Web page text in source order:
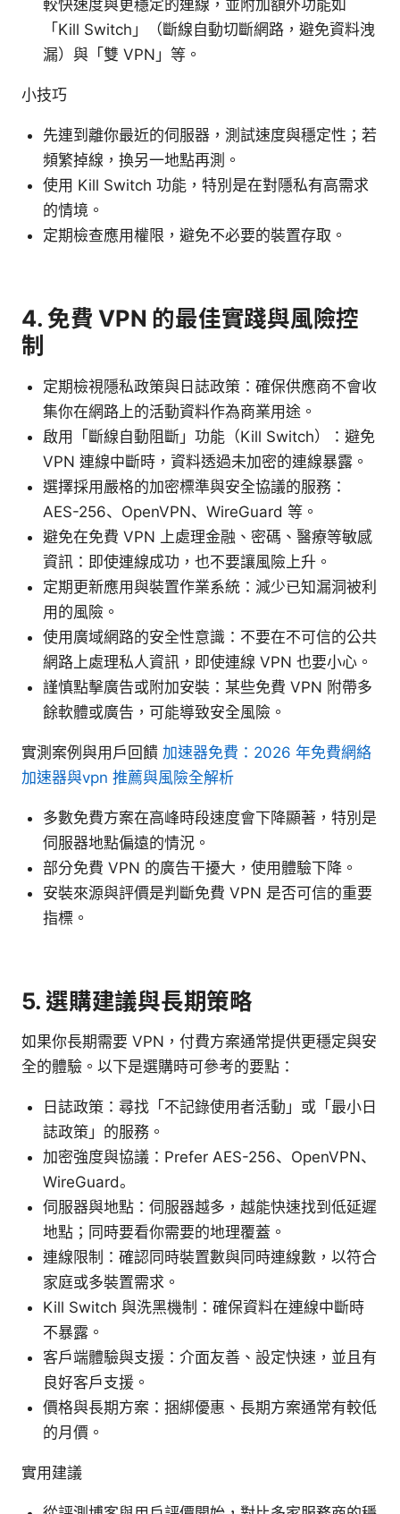
較快速度與更穩定的連線，並附加額外功能如
「Kill Switch」（斷線自動切斷網路，避免資料洩
漏）與「雙 VPN」等。
小技巧
先連到離你最近的伺服器，測試速度與穩定性；若
頻繁掉線，換另一地點再測。
使用 Kill Switch 功能，特別是在對隱私有高需求
的情境。
定期檢查應用權限，避免不必要的裝置存取。
4. 免費 VPN 的最佳實踐與風險控
制
定期檢視隱私政策與日誌政策：確保供應商不會收
集你在網路上的活動資料作為商業用途。
啟用「斷線自動阻斷」功能（Kill Switch）：避免
VPN 連線中斷時，資料透過未加密的連線暴露。
選擇採用嚴格的加密標準與安全協議的服務：
AES-256、OpenVPN、WireGuard 等。
避免在免費 VPN 上處理金融、密碼、醫療等敏感
資訊：即使連線成功，也不要讓風險上升。
定期更新應用與裝置作業系統：減少已知漏洞被利
用的風險。
使用廣域網路的安全性意識：不要在不可信的公共
網路上處理私人資訊，即使連線 VPN 也要小心。
謹慎點擊廣告或附加安裝：某些免費 VPN 附帶多
餘軟體或廣告，可能導致安全風險。
實測案例與用戶回饋 加速器免費：2026 年免費網絡
加速器與vpn 推薦與風險全解析
多數免費方案在高峰時段速度會下降顯著，特別是
伺服器地點偏遠的情況。
部分免費 VPN 的廣告干擾大，使用體驗下降。
安裝來源與評價是判斷免費 VPN 是否可信的重要
指標。
5. 選購建議與長期策略
如果你長期需要 VPN，付費方案通常提供更穩定與安
全的體驗。以下是選購時可參考的要點：
日誌政策：尋找「不記錄使用者活動」或「最小日
誌政策」的服務。
加密強度與協議：Prefer AES-256、OpenVPN、
WireGuard。
伺服器與地點：伺服器越多，越能快速找到低延遲
地點；同時要看你需要的地理覆蓋。
連線限制：確認同時裝置數與同時連線數，以符合
家庭或多裝置需求。
Kill Switch 與洗黑機制：確保資料在連線中斷時
不暴露。
客戶端體驗與支援：介面友善、設定快速，並且有
良好客戶支援。
價格與長期方案：捆綁優惠、長期方案通常有較低
的月價。
實用建議